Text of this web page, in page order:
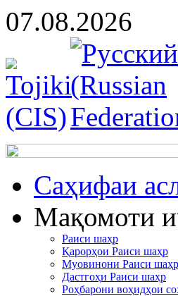
07.08.2026
Cаҳифаи
Мақомоти
Раиси шаҳр
Қарорҳои Раиси шаҳр
Муовинони Раиси шаҳр
Дастгоҳи Раиси шаҳр
Роҳбарони воҳидҳои